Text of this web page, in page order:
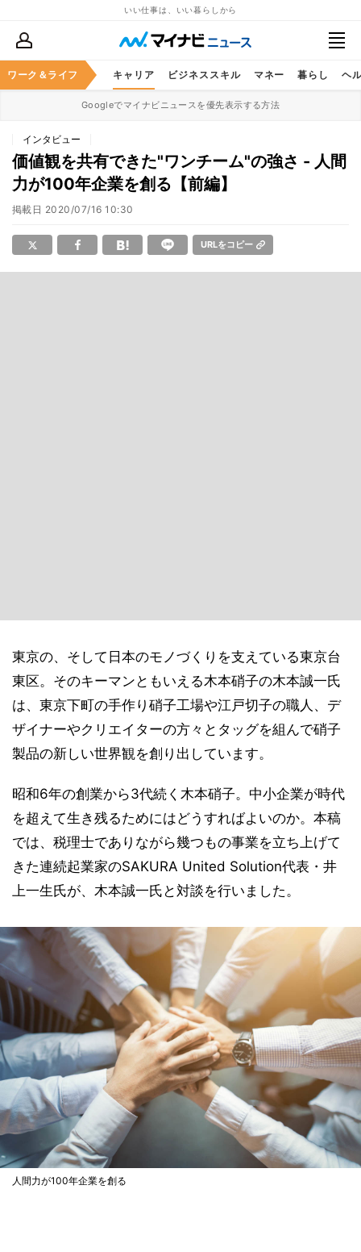
いい仕事は、いい暮らしから
ワーク＆ライフ キャリア ビジネススキル マネー 暮らし ヘ
Googleでマイナビニュースを優先表示する方法
インタビュー
価値観を共有できた"ワンチーム"の強さ - 人間
力が100年企業を創る【前編】
掲載日 2020/07/16 10:30
URLをコピー
東京の、そして日本のモノづくりを支えている東京台
東区。そのキーマンともいえる木本硝子の木本誠一氏
は、東京下町の手作り硝子工場や江戸切子の職人、デ
ザイナーやクリエイターの方々とタッグを組んで硝子
製品の新しい世界観を創り出しています。
昭和6年の創業から3代続く木本硝子。中小企業が時代
を超えて生き残るためにはどうすればよいのか。本稿
では、税理士でありながら幾つもの事業を立ち上げて
きた連続起業家のSAKURA United Solution代表・井
上一生氏が、木本誠一氏と対談を行いました。
人間力が100年企業を創る